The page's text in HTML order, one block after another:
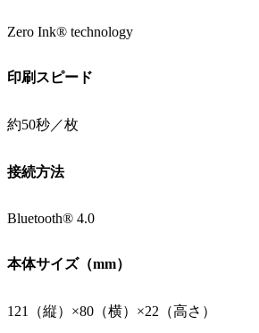
Zero Ink® technology
印刷スピード
約50秒／枚
接続方法
Bluetooth® 4.0
本体サイズ（mm）
121（縦）×80（横）×22（高さ）